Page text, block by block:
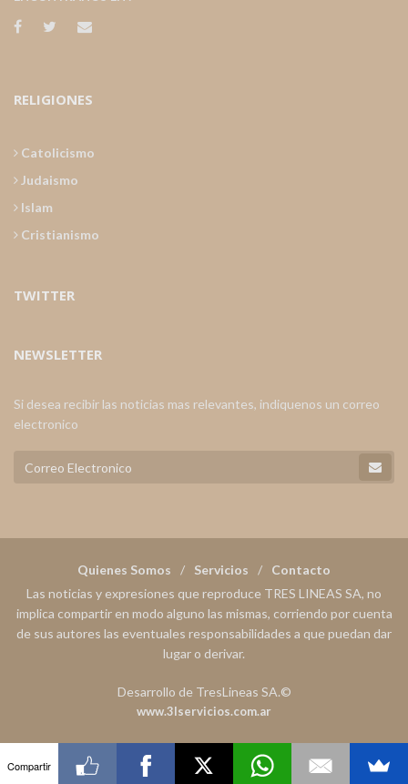
RELIGIONES
Catolicismo
Judaismo
Islam
Cristianismo
TWITTER
NEWSLETTER
Si desea recibir las noticias mas relevantes, indiquenos un correo
electronico
Quienes Somos Servicios
Contacto
Las noticias y expresiones que reproduce TRES LINEAS SA, no
implica compartir en modo alguno las mismas, corriendo por cuenta
de sus autores las eventuales responsabilidades a que puedan dar
lugar o derivar.
Desarrollo de TresLineas SA.©
www.3lservicios.com.ar
Compartir